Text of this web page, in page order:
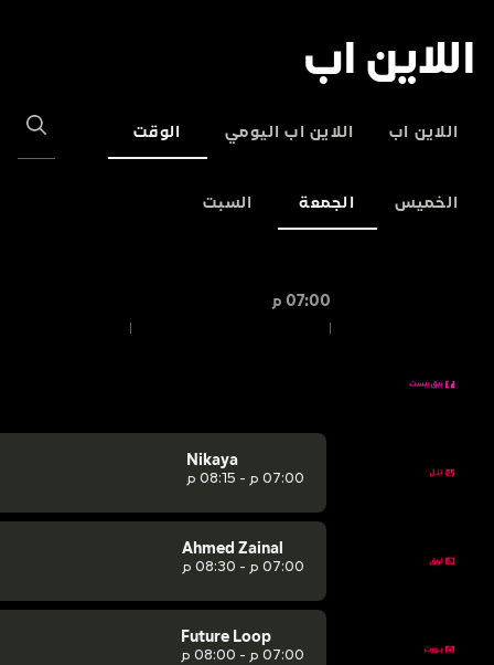
اللاين اب
اللاين اب اللاين اب اليومي الوقت
الخميس الجمعة السبت
07:00 م
Nikaya
07:00 م - 08:15 م
Ahmed Zainal
07:00 م - 08:30 م
Future Loop
07:00 م - 08:00 م